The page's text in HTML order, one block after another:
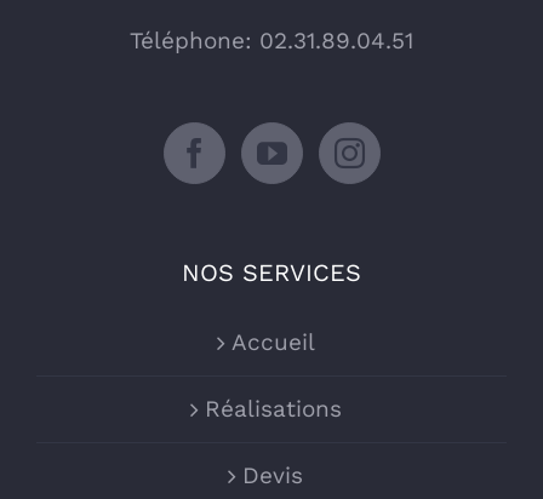
Téléphone: 02.31.89.04.51
NOS SERVICES
Accueil
Réalisations
Devis